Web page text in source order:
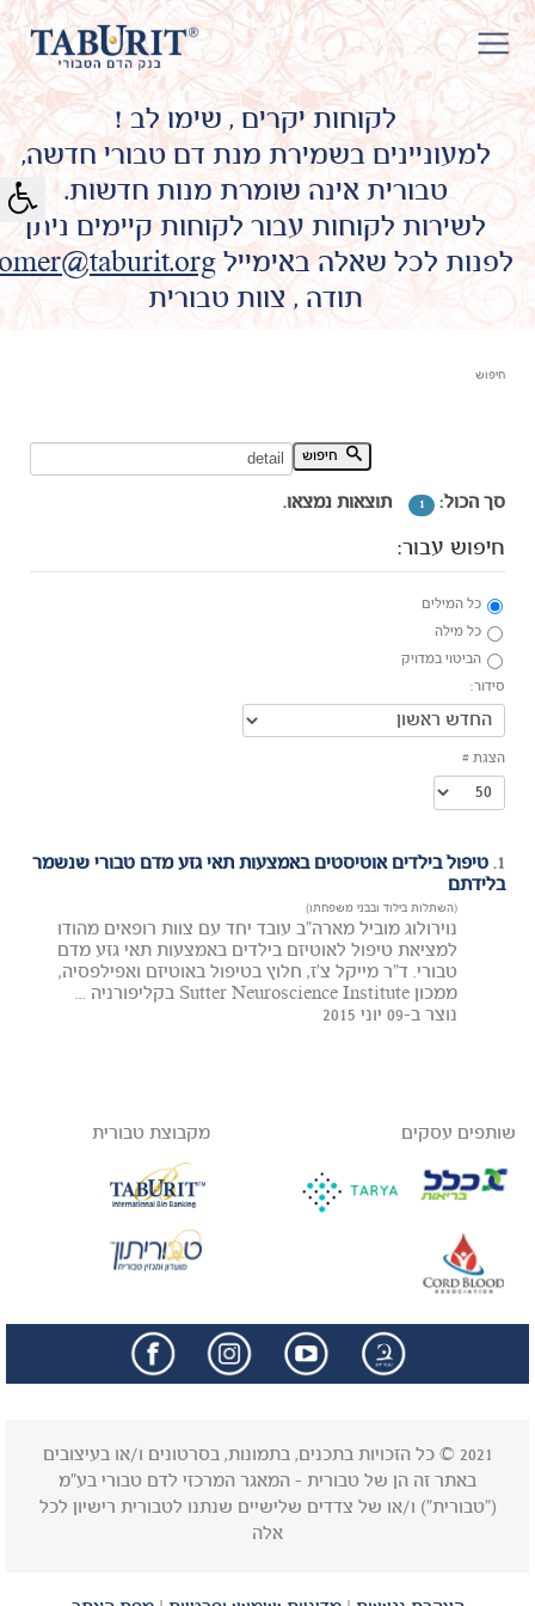
לקוחות יקרים , שימו לב !
למעוניינים בשמירת מנת דם טבורי חדשה,
טבורית אינה שומרת מנות חדשות.
לשירות לקוחות עבור לקוחות קיימים ניתן
לפנות לכל שאלה באימייל
תודה , צוות טבורית
חיפוש
חיפוש מילת מפתח:
סך הכול: 1 תוצאות נמצאו.
חיפוש עבור:
כל המילים
כל מילה
הביטוי במדויק
סידור:
הצגת #
1. טיפול בילדים אוטיסטים באמצעות תאי גזע מדם טבורי שנשמר
בלידתם
(השתלות בילוד ובבני משפחתו)
נוירולוג מוביל מארה"ב עובד יחד עם צוות רופאים מהודו
למציאת טיפול לאוטיזם בילדים באמצעות תאי גזע מדם
טבורי. ד"ר מייקל צ'ז, חלוץ בטיפול באוטיזם ואפילפסיה,
ממכון Sutter Neuroscience Institute בקליפורניה ...
נוצר ב-09 יוני 2015
שותפים עסקים מקבוצת טבורית
2021 © כל הזכויות בתכנים, בתמונות, בסרטונים ו/או בעיצובים
באתר זה הן של טבורית - המאגר המרכזי לדם טבורי בע"מ
("טבורית") ו/או של צדדים שלישיים שנתנו לטבורית רישיון לכל
אלה